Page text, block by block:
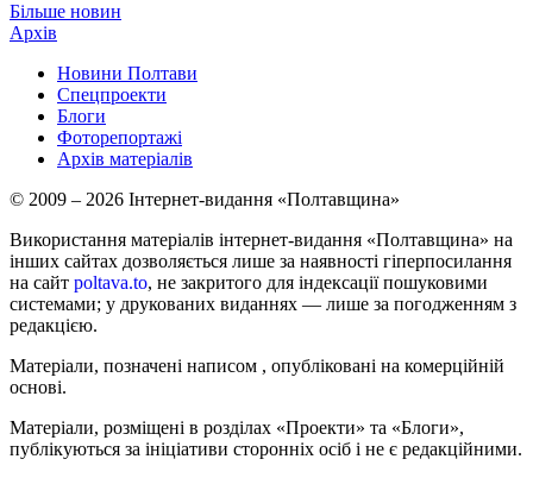
Більше новин
Архів
Новини Полтави
Спецпроекти
Блоги
Фоторепортажі
Архів матеріалів
© 2009 – 2026 Інтернет-видання «Полтавщина»
Використання матеріалів інтернет-видання «Полтавщина» на
інших сайтах дозволяється лише за наявності гіперпосилання
на сайт poltava.to, не закритого для індексації пошуковими
системами; у друкованих виданнях — лише за погодженням з
редакцією.
Матеріали, позначені написом , опубліковані на комерційній
основі.
Матеріали, розміщені в розділах «Проекти» та «Блоги»,
публікуються за ініціативи сторонніх осіб і не є редакційними.